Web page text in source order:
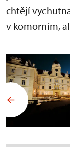
chtějí
v komorním,